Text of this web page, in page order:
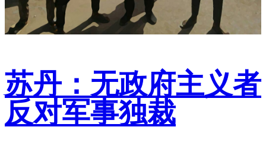
苏丹：无政府主义者
反对军事独裁